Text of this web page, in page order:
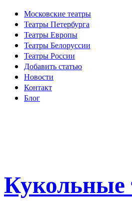
Московские театры
Театры Петербурга
Театры Европы
Театры Белоруссии
Театры России
Добавить статью
Новости
Контакт
Блог
Кукольные